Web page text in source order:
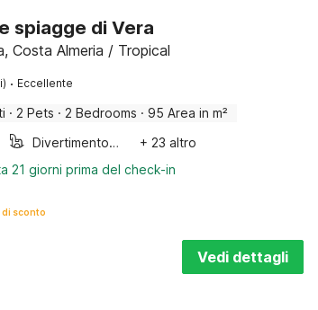
spiagge di Vera
Costa Almeria / Tropical
· Eccellente
· 2 Pets · 2 Bedrooms · 95 Area in m²
Divertimento per bambini
+ 23 altro
21 giorni prima del check-in
di sconto
Vedi dettagli